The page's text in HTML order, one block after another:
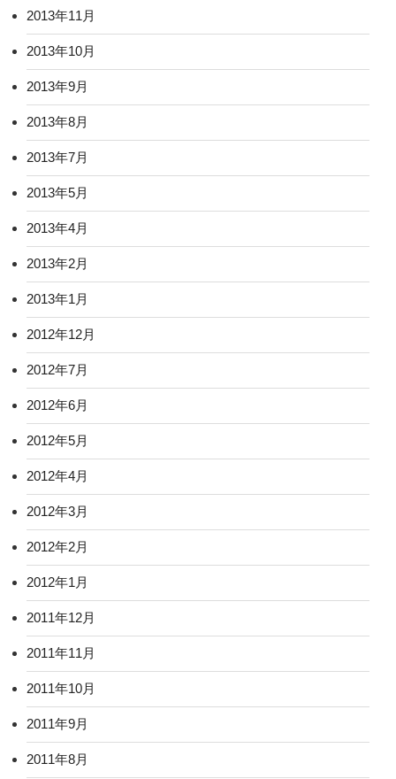
2013年11月
2013年10月
2013年9月
2013年8月
2013年7月
2013年5月
2013年4月
2013年2月
2013年1月
2012年12月
2012年7月
2012年6月
2012年5月
2012年4月
2012年3月
2012年2月
2012年1月
2011年12月
2011年11月
2011年10月
2011年9月
2011年8月